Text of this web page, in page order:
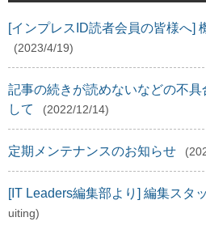
[インプレスID読者会員の皆様へ]
(2023/4/19)
記事の続きが読めないなどの不具
して
(2022/12/14)
定期メンテナンスのお知らせ
[IT Leaders編集部より] 編集スタ
uiting)